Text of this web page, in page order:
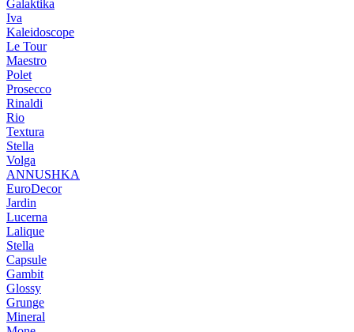
Galaktika
Iva
Kaleidoscope
Le Tour
Maestro
Polet
Prosecco
Rinaldi
Rio
Textura
Stella
Volga
ANNUSHKA
EuroDecor
Jardin
Lucerna
Lalique
Stella
Capsule
Gambit
Glossy
Grunge
Mineral